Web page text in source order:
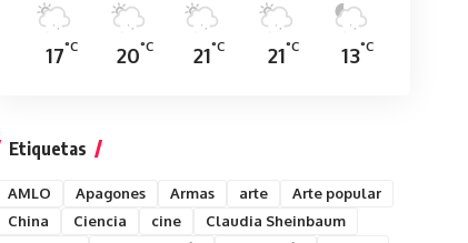
17°C 20°C 21°C 21°C 13°C
Etiquetas
AMLO Apagones Armas arte
Arte popular
China
Ciencia cine
Claudia Sheinbaum